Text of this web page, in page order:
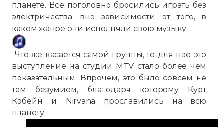
планете. Все поголовно бросились играть без
электричества, вне зависимости от того, в
каком жанре они исполняли свою музыку.
Что же касается самой группы, то для нее это
выступление на студии MTV стало более чем
показательным. Впрочем, это было совсем не
тем безумием, благодаря которому Курт
Кобейн и Nirvana прославились на всю
планету.